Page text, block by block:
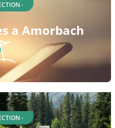
-
a Amorbach
-